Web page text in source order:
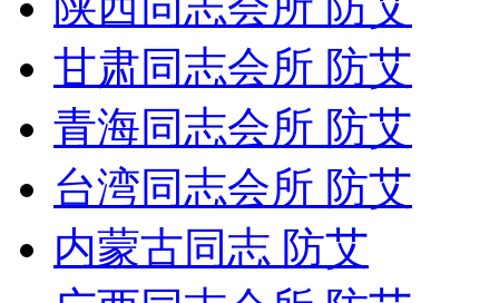
甘肃同志会所 防艾
青海同志会所 防艾
台湾同志会所 防艾
内蒙古同志 防艾